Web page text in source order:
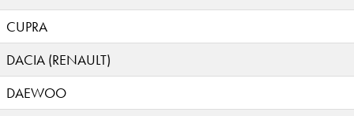
CUPRA
DACIA (RENAULT)
DAEWOO